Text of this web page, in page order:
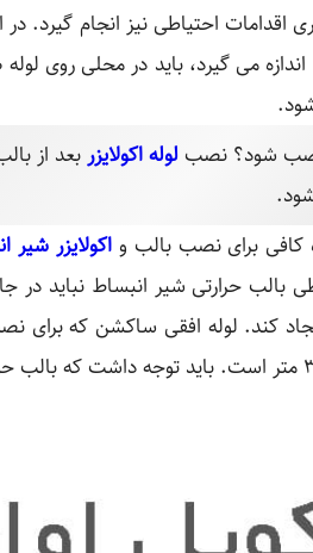
احتیاطی نیز انجام گیرد.
اندازه می گیرد، باید در محلی
نصب شود؟ نصبلوله اکولایزر بعد از
کافی برای نصب بالب واکولایزر شیر
بالب حرارتی شیر انبساط نباید
کند. لوله افقی ساکشن که